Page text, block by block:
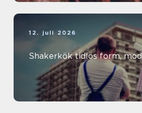
12. juli 2026
Shakerkök tidlös form,